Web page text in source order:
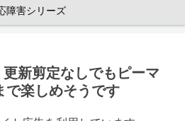
障害シリーズ
更新剪定なしでもピーマ
で楽しめそうです